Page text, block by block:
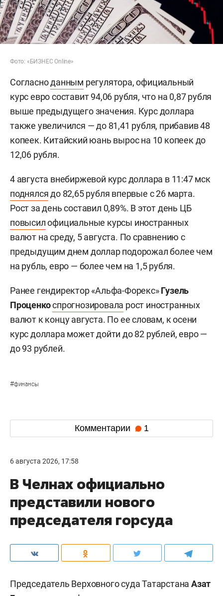
Фото: «БИЗНЕС Online»
Согласноданным регулятора, официальный
курс евро составит 94,06 рубля, что на 0,87 рубля
выше предыдущего значения. Курс доллара
также увеличился — до 81,41 рубля, прибавив 48
копеек. Китайский юань вырос на 10 копеек до
12,06 рубля.
4 августа внебиржевой курс доллара в 11:47 мск
поднялсядо 82,65 рубля впервые с 26 марта.
Рост за день составил 0,89%. В этот день ЦБ
повысилофициальные курсы иностранных
валют на среду, 5 августа. По сравнению с
предыдущим днем доллар подорожал более чем
на рубль, евро — более чем на 1,5 рубля.
Ранее гендиректор «Альфа-Форекс»Гузель
Проценкоспрогнозировала рост иностранных
валют к концу августа. По ее словам, к осени
курс доллара может дойти до 82 рублей, евро —
до 93 рублей.
#финансы
Комментарии 1
6 августа 2026, 17:58
В Челнах официально
представили нового
председателя горсуда
Председатель Верховного суда Татарстана Азат